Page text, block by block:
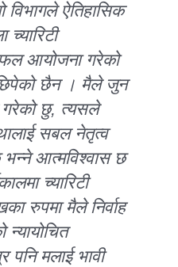
विभागले ऐतिहासिक
आयोजना गरेको
छैन । मैले जुन
छु, त्यसले
सबल नेतृत्व
भन्ने आत्मविश्वास छ
च्यारिटी
रुपमा मैले निर्वाह
न्यायोचित
पनि मलाई भावी